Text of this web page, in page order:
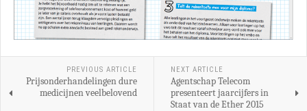
PREVIOUS ARTICLE
Prijsonderhandelingen dure
medicijnen veelbelovend
NEXT ARTICLE
Agentschap Telecom
presenteert jaarcijfers in
Staat van de Ether 2015